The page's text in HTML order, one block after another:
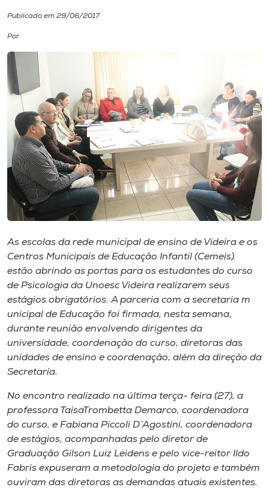
Cultura
CPA
Biblioteca
Editora
Rádio
Museu
Unoesc
Store
Selecione
o idioma
A-
Publicado em 29/06/2017
Por
As escolas da ​rede ​m​unicipal de ​e​nsino de Videira e os
Centros Municipais de Educação Infantil (Cemeis)
estão abrindo as portas para os estudantes do curso
de Psicologia da Unoesc Videira​ realizarem seus
estágios obrigatórios. A parceria com a ​s​ecretaria ​m​
unicipal de Educação foi firmada, nesta semana,
durante reunião envolvendo dirigentes da
universidade, coordenação do curso, diretoras das
unidades de ensino e coordenação​, além da direção da
​S​ecretaria.
No encontro realizado na ​ú​ltima terça​- feira ​(​27​)​, a
professora TaisaTrombetta Demarco​,​ coordenadora
do curso​,​ e Fabiana Piccoli D`Agostini​,​ coordenadora
de estágios, acompanhadas pelo ​d​iretor de
Graduação Gilson Luiz Leidens e pelo vice-reitor Ildo
Fabris expuseram a metodologia do projeto e também
ouviram das diretoras as demandas atuais existentes.